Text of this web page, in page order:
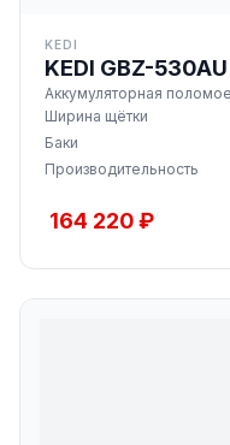
KEDI
KEDI GBZ-530AU
Аккумуляторная
Ширина щётки
Баки
Производительность
164 220 ₽